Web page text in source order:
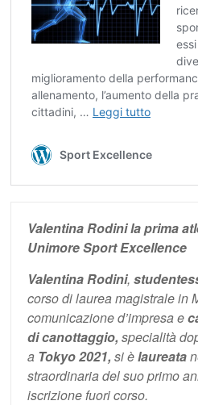
Valentina Rodini la prima
Unimore Sport Excellence
Valentina Rodini,
corso di laurea magistrale in
comunicazione d’impresa e
di canottaggio, specialità
a Tokyo 2021, si èlaureata
straordinaria del suo primo
iscrizione fuori corso.